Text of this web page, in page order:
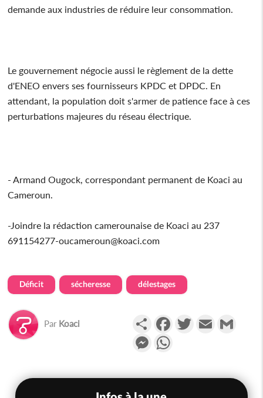
demande aux industries de réduire leur consommation.
Le gouvernement négocie aussi le règlement de la dette
d'ENEO envers ses fournisseurs KPDC et DPDC. En
attendant, la population doit s'armer de patience face à ces
perturbations majeures du réseau électrique.
- Armand Ougock, correspondant permanent de Koaci au
Cameroun.
-Joindre la rédaction camerounaise de Koaci au 237
691154277-oucameroun@koaci.com
Déficit sécheresse délestages
Par Koaci PartagerFacebookTwitterEmail
Messenger